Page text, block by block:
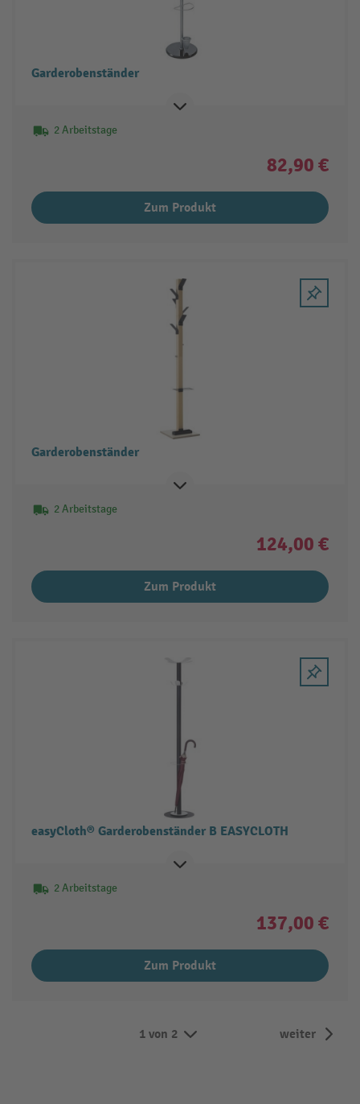
Garderobenständer
2 Arbeitstage
82,90 €
Zum Produkt
Garderobenständer
2 Arbeitstage
124,00 €
Zum Produkt
easyCloth® Garderobenständer B EASYCLOTH
2 Arbeitstage
137,00 €
Zum Produkt
1 von 2 weiter